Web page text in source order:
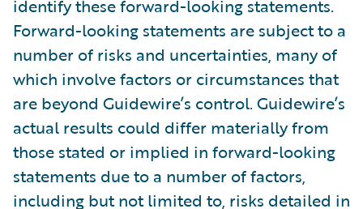
identify these forward-looking statements.
Forward-looking statements are subject to a
number of risks and uncertainties, many of
which involve factors or circumstances that
are beyond Guidewire’s control. Guidewire’s
actual results could differ materially from
those stated or implied in forward-looking
statements due to a number of factors,
including but not limited to, risks detailed in